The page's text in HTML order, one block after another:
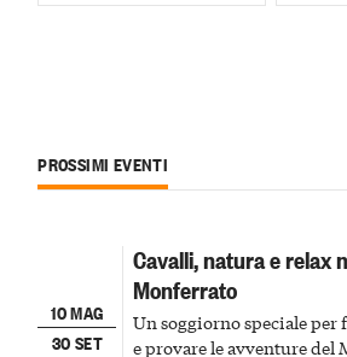
PROSSIMI EVENTI
10 MAG
30 SET
Cavalli, natura e relax
Monferrato
Un soggiorno speciale per
e provare le avventure del